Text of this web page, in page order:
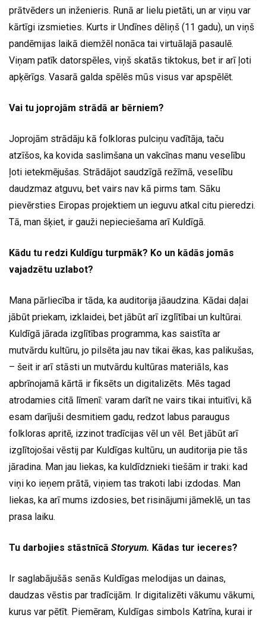
prātvēders un inženieris. Runā ar lielu pietāti, un ar viņu var
kārtīgi izsmieties. Kurts ir Undīnes dēliņš (11 gadu), un viņš
pandēmijas laikā diemžēl nonāca tai virtuālajā pasaulē.
Viņam patīk datorspēles, viņš skatās tiktokus, bet ir arī ļoti
apķērīgs. Vasarā galda spēlēs mūs visus var apspēlēt.
Vai tu joprojām strādā ar bērniem?
Joprojām strādāju kā folkloras pulciņu vadītāja, taču
atzīšos, ka kovida saslimšana un vakcīnas manu veselību
ļoti ietekmējušas. Strādājot saudzīgā režīmā, veselību
daudzmaz atguvu, bet vairs nav kā pirms tam. Sāku
pievērsties Eiropas projektiem un ieguvu atkal citu pieredzi.
Tā, man šķiet, ir gauži nepieciešama arī Kuldīgā.
Kādu tu redzi Kuldīgu turpmāk? Ko un kādās jomās
vajadzētu uzlabot?
Mana pārliecība ir tāda, ka auditorija jāaudzina. Kādai daļai
jābūt priekam, izklaidei, bet jābūt arī izglītībai un kultūrai.
Kuldīgā jārada izglītības programma, kas saistīta ar
mutvārdu kultūru, jo pilsēta jau nav tikai ēkas, kas palikušas,
– šeit ir arī stāsti un mutvārdu kultūras materiāls, kas
apbrīnojamā kārtā ir fiksēts un digitalizēts. Mēs tagad
atrodamies citā līmenī: varam darīt ne vairs tikai intuitīvi, kā
esam darījuši desmitiem gadu, redzot labus paraugus
folkloras apritē, izzinot tradīcijas vēl un vēl. Bet jābūt arī
izglītojošai vēstij par Kuldīgas kultūru, un auditorija pie tās
jāradina. Man jau liekas, ka kuldīdznieki tiešām ir traki: kad
viņi ko ieņem prātā, viņiem tas trakoti labi izdodas. Man
liekas, ka arī mums izdosies, bet risinājumi jāmeklē, un tas
prasa laiku.
Tu darbojies stāstnīcā Storyum. Kādas tur ieceres?
Ir saglabājušās senās Kuldīgas melodijas un dainas,
daudzas vēstis par tradīcijām. Ir digitalizēti vākumu vākumi,
kurus var pētīt. Piemēram, Kuldīgas simbols Katrīna, kurai ir